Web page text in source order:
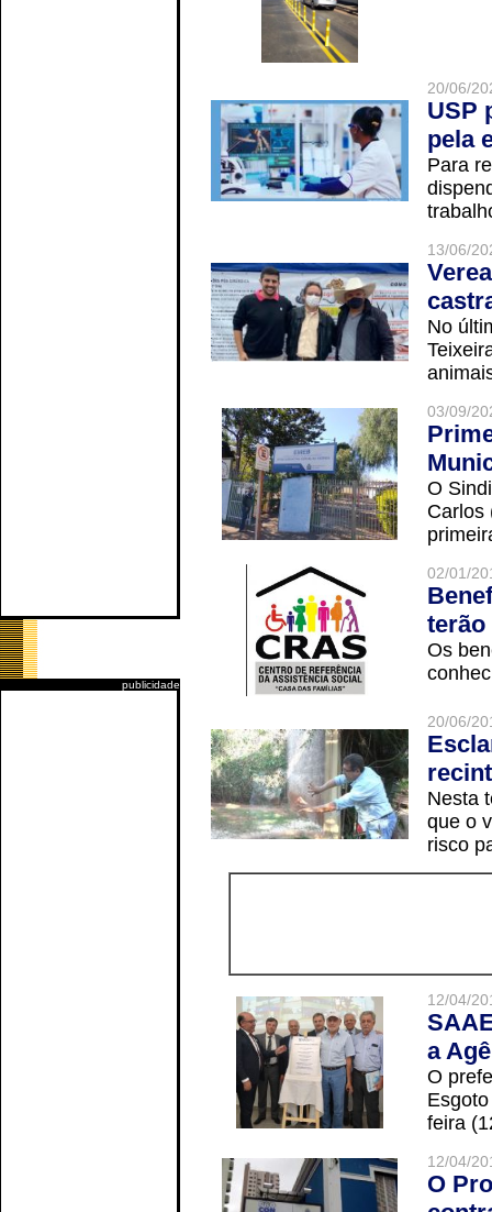
publicidade
20/06/
USP
pela
Para
13/06/
No
03/09/
O
Carlos
02/01/
terão
Os
20/06/
Nesta
que o
risco
12/04/
a
O
feira
12/04/
O